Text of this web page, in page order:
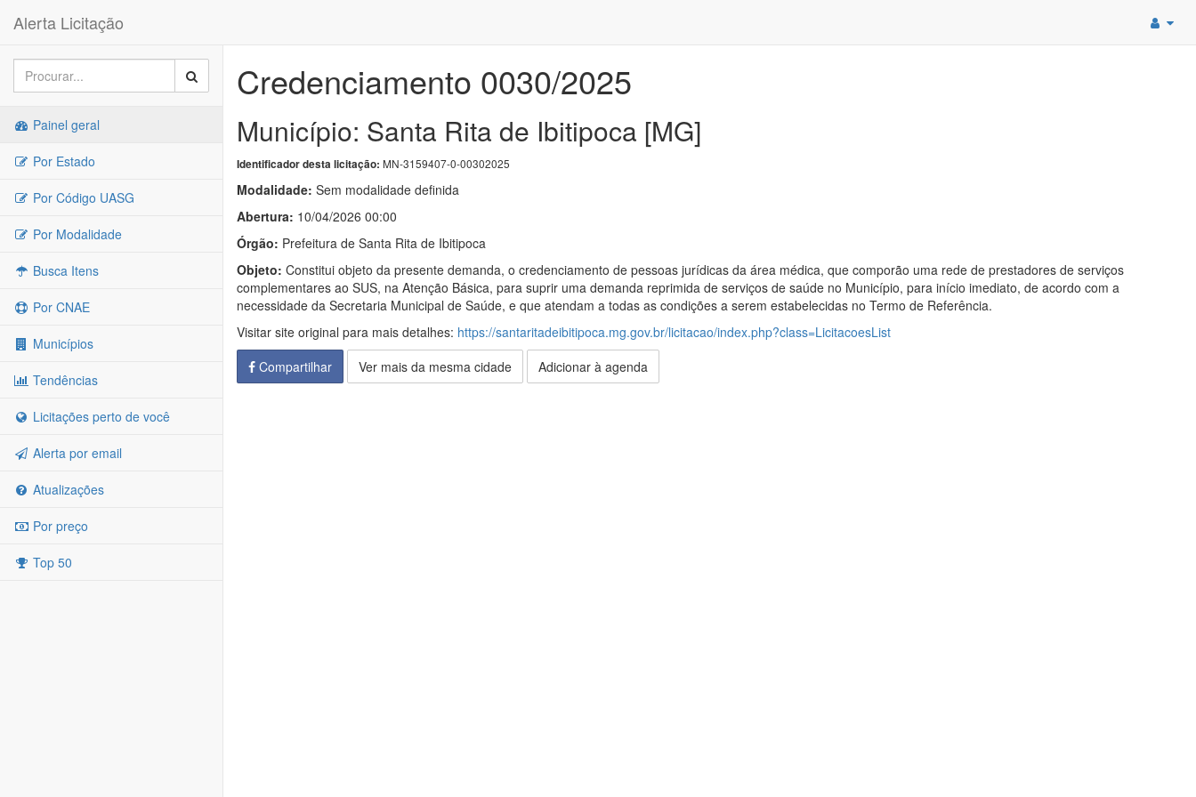
Alerta Licitação
Painel geral
Por Estado
Por Código UASG
Por Modalidade
Busca Itens
Por CNAE
Municípios
Tendências
Licitações perto de você
Alerta por email
Atualizações
Por preço
Top 50
Credenciamento 0030/2025
Município: Santa Rita de Ibitipoca [MG]
Identificador desta licitação: MN-3159407-0-00302025
Modalidade: Sem modalidade definida
Abertura: 10/04/2026 00:00
Órgão: Prefeitura de Santa Rita de Ibitipoca
Objeto: Constitui objeto da presente demanda, o credenciamento de pessoas jurídicas da área médica, que comporão uma rede de prestadores de serviços
complementares ao SUS, na Atenção Básica, para suprir uma demanda reprimida de serviços de saúde no Município, para início imediato, de acordo com a
necessidade da Secretaria Municipal de Saúde, e que atendam a todas as condições a serem estabelecidas no Termo de Referência.
Visitar site original para mais detalhes: https://santaritadeibitipoca.mg.gov.br/licitacao/index.php?class=LicitacoesList
Compartilhar
Ver mais da mesma cidade Adicionar à agenda